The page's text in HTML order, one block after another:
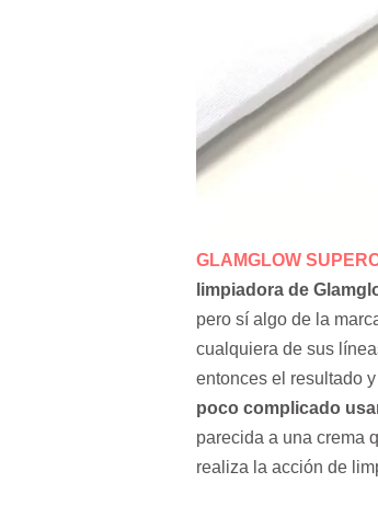
GLAMGLOW
limpiadora de
pero sí algo de la
cualquiera de sus
entonces el resultado
poco complicado
parecida a una crema
realiza la acción de